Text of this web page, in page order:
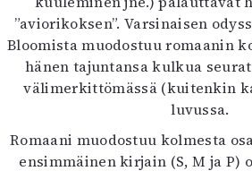
”aviorikoksen”. Varsinaisen
Bloomista muodostuu romaanin
hänen tajuntansa kulkua
välimerkittömässä (kuitenkin
luvussa.
Romaani muodostuu kolmesta
ensimmäinen kirjain (S, M ja P)